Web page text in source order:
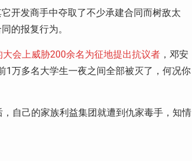
它开发商手中夺取了不少承建合同而树敌太
的报复行为。
会上威胁200余名为征地提出抗议者 ，邓安
1万多名大学生一夜之间全部被灭了，何况你
自己的家族利益集团就遭到仇家毒手，知情